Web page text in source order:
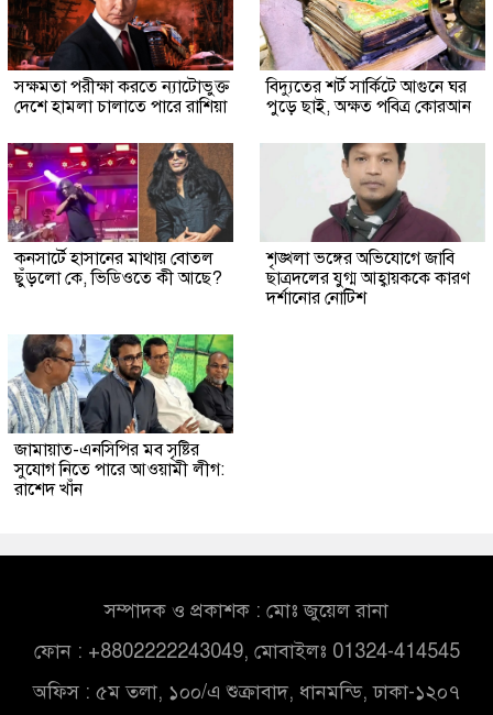
সক্ষমতা পরীক্ষা করতে ন্যাটোভুক্ত
দেশে হামলা চালাতে পারে রাশিয়া
বিদ্যুতের শর্ট সার্কিটে আগুনে ঘর
পুড়ে ছাই, অক্ষত পবিত্র কোরআন
কনসার্টে হাসানের মাথায় বোতল
ছুঁড়লো কে, ভিডিওতে কী আছে?
শৃঙ্খলা ভঙ্গের অভিযোগে জাবি
ছাত্রদলের যুগ্ম আহ্বায়ককে কারণ
দর্শানোর নোটিশ
জামায়াত-এনসিপির মব সৃষ্টির
সুযোগ নিতে পারে আওয়ামী লীগ:
রাশেদ খাঁন
সম্পাদক ও প্রকাশক : মোঃ জুয়েল রানা
ফোন : +8802222243049, মোবাইলঃ 01324-414545
অফিস : ৫ম তলা, ১০০/এ শুক্রাবাদ, ধানমন্ডি, ঢাকা-১২০৭